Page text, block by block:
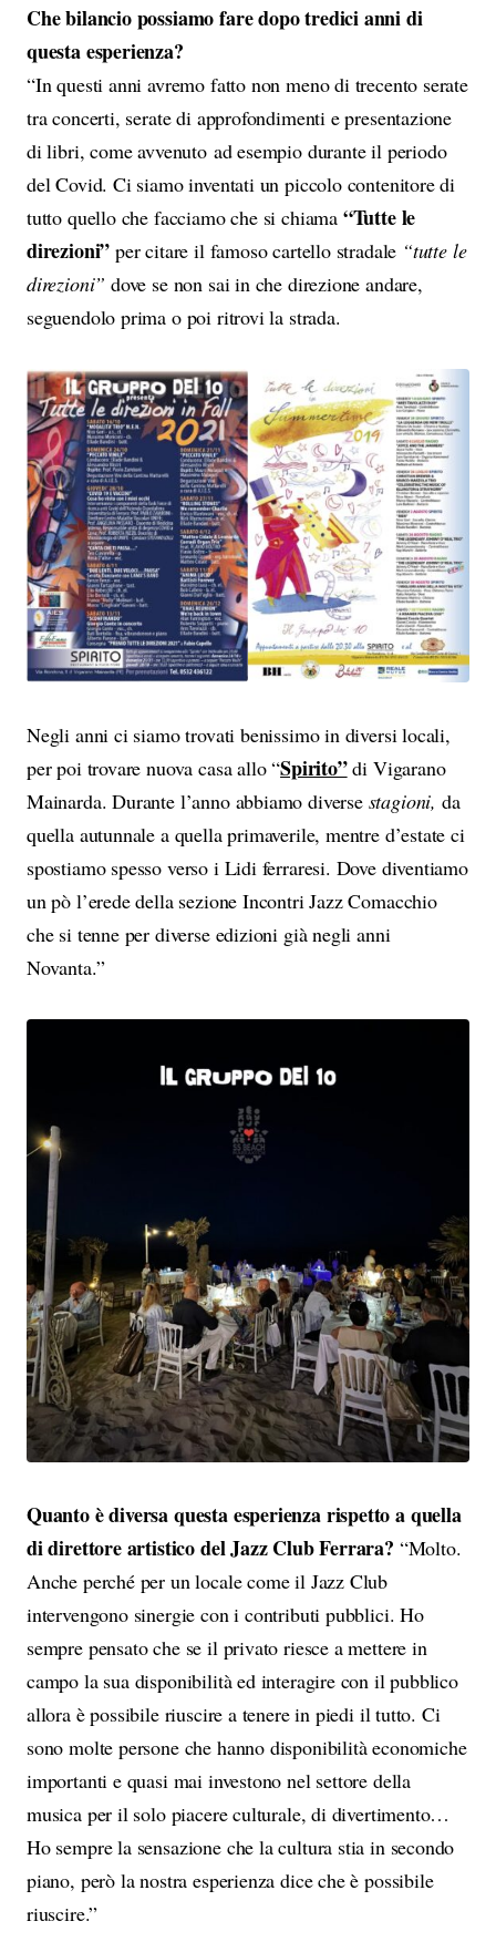
Che bilancio possiamo fare dopo tredici anni di
questa esperienza?
“In questi anni avremo fatto non meno di trecento serate
tra concerti, serate di approfondimenti e presentazione
di libri, come avvenuto ad esempio durante il periodo
del Covid. Ci siamo inventati un piccolo contenitore di
tutto quello che facciamo che si chiama “Tutte le
direzioni” per citare il famoso cartello stradale “tutte le
direzioni”dove se non sai in che direzione andare,
seguendolo prima o poi ritrovi la strada.
Negli anni ci siamo trovati benissimo in diversi locali,
per poi trovare nuova casa allo “Spirito”di Vigarano
Mainarda. Durante l’anno abbiamo diverse stagioni, da
quella autunnale a quella primaverile, mentre d’estate ci
spostiamo spesso verso i Lidi ferraresi. Dove diventiamo
un pò l’erede della sezione Incontri Jazz Comacchio
che si tenne per diverse edizioni già negli anni
Novanta.”
Quanto è diversa questa esperienza rispetto a quella
di direttore artistico del Jazz Club Ferrara? “Molto.
Anche perché per un locale come il Jazz Club
intervengono sinergie con i contributi pubblici. Ho
sempre pensato che se il privato riesce a mettere in
campo la sua disponibilità ed interagire con il pubblico
allora è possibile riuscire a tenere in piedi il tutto. Ci
sono molte persone che hanno disponibilità economiche
importanti e quasi mai investono nel settore della
musica per il solo piacere culturale, di divertimento…
Ho sempre la sensazione che la cultura stia in secondo
piano, però la nostra esperienza dice che è possibile
riuscire.”